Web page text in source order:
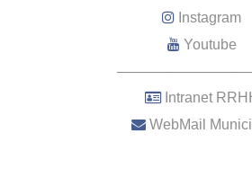
Instagram
Youtube
Intranet
WebMail